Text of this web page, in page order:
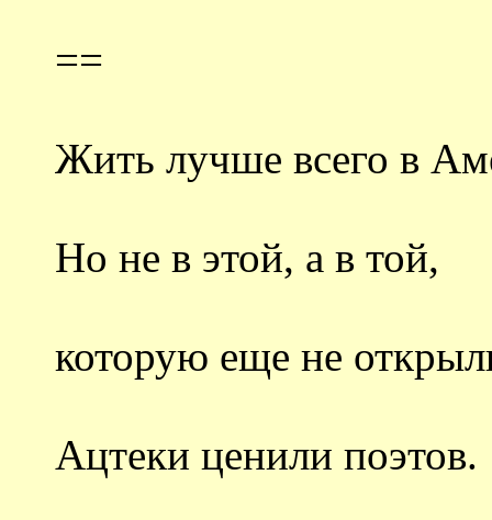
==
Жить лучше всего в
Но не в этой, а в той,
которую еще не
Ацтеки ценили поэтов.